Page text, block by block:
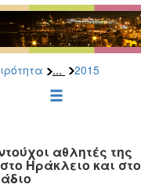
... 2015
αθλητές της
Ηράκλειο και στο